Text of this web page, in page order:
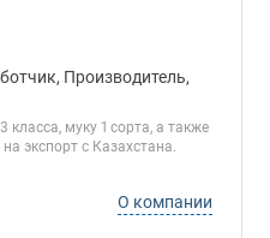
Производитель,
муку 1 сорта, а также
экспорт с Казахстана.
О компании